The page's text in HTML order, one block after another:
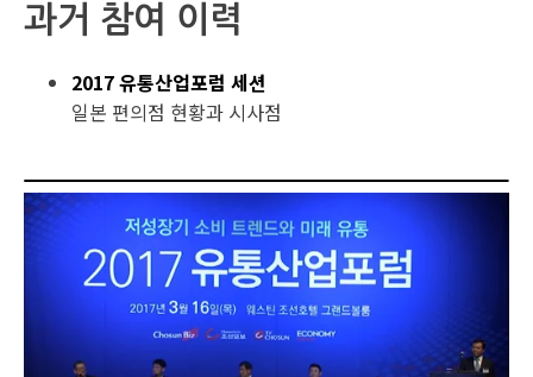
과거 참여 이력
2017 유통산업포럼 세션
일본 편의점 현황과 시사점